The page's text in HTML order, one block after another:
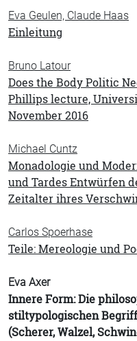
Eva Geulen, Claude Haas
Einleitung
Bruno Latour
Does the Body Politic
Phillips lecture,
November 2016
Michael Cuntz
Monadologie und
und Tardes Entwürfen
Zeitalter ihres
Carlos Spoerhase
Teile: Mereologie und
Eva Axer
Innere Form: Die
stiltypologischen
(Scherer, Walzel,